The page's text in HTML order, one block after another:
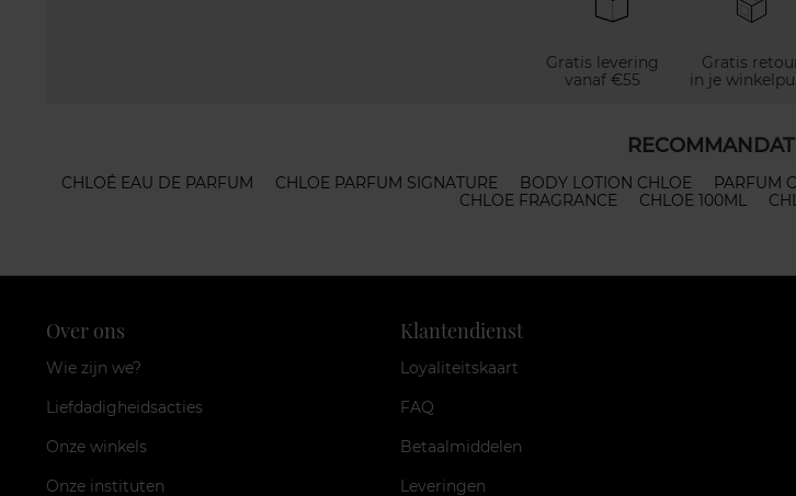
Gratis levering
vanaf €55
Gratis
in je
CHLOÉ EAU DE PARFUM CHLOE PARFUM SIGNATURE BODY LOTION CHLOE PARFUM
CHLOE FRAGRANCE
CHLOE 100ML
Over ons
Wie zijn we?
Liefdadigheidsacties
Onze winkels
Onze instituten
Klantendienst
Loyaliteitskaart
FAQ
Betaalmiddelen
Leveringen